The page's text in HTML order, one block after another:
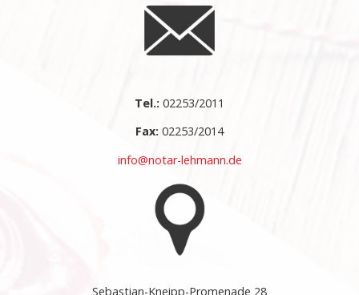
Tel.: 02253/2011
Fax: 02253/2014
info@notar-lehmann.de
Sebastian-Kneipp-Promenade 28